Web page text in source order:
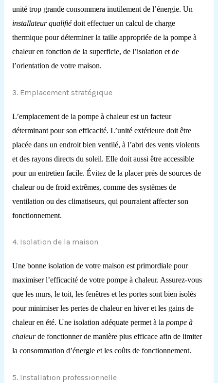
unité trop grande consommera inutilement de l’énergie. Un
installateur qualifiédoit effectuer un calcul de charge
thermique pour déterminer la taille appropriée de la pompe à
chaleur en fonction de la superficie, de l’isolation et de
l’orientation de votre maison.
3. Emplacement stratégique
L’emplacement de la pompe à chaleur est un facteur
déterminant pour son efficacité. L’unité extérieure doit être
placée dans un endroit bien ventilé, à l’abri des vents violents
et des rayons directs du soleil. Elle doit aussi être accessible
pour un entretien facile. Évitez de la placer près de sources de
chaleur ou de froid extrêmes, comme des systèmes de
ventilation ou des climatiseurs, qui pourraient affecter son
fonctionnement.
4. Isolation de la maison
Une bonne isolation de votre maison est primordiale pour
maximiser l’efficacité de votre pompe à chaleur. Assurez-vous
que les murs, le toit, les fenêtres et les portes sont bien isolés
pour minimiser les pertes de chaleur en hiver et les gains de
chaleur en été. Une isolation adéquate permet à la pompe à
chaleurde fonctionner de manière plus efficace afin de limiter
la consommation d’énergie et les coûts de fonctionnement.
5. Installation professionnelle